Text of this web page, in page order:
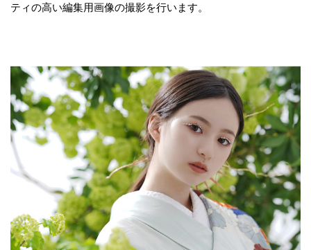
ティの高い編集用画像の撮影を行います。